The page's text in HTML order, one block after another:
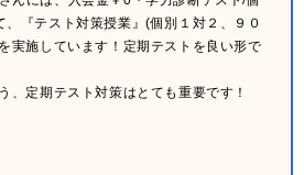
『テスト対策授業』(個別１対２、９０
実施しています！定期テストを良い形で
、定期テスト対策はとても重要です！